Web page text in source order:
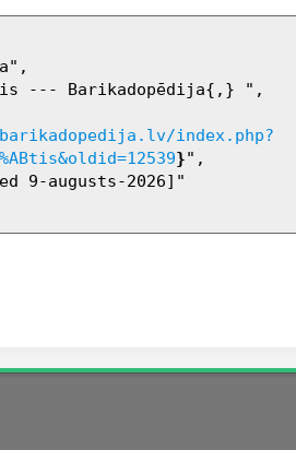
index.php?
}",